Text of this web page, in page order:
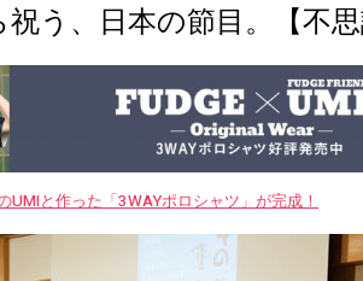
う、日本の節目。【不
UMIと作った「3WAYポロシャツ」が完成！